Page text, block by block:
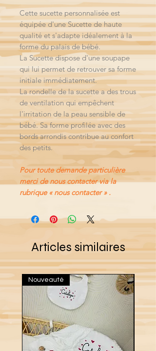
Cette sucette personnalisée est
équipée d'une Sucette de haute
qualité et s'adapte idéalement à la
forme du palais de bébé.
La Sucette dispose d'une soupape
qui lui permet de retrouver sa forme
initiale immédiatement.
La rondelle de la sucette a des trous
de ventilation qui empêchent
l'irritation de la peau sensible de
bébé. Sa forme profilée avec des
bords arrondis contribue au confort
des petits.
Pour toute demande particulière
merci de nous contacter via la
rubrique « nous contacter » .
Articles similaires
Nouveauté